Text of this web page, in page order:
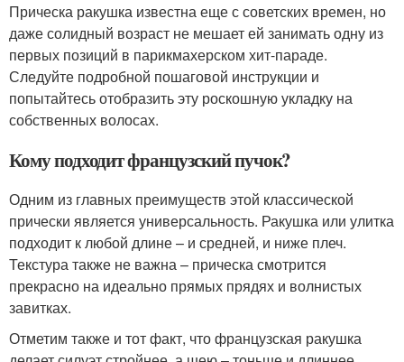
Прическа ракушка известна еще с советских времен, но
даже солидный возраст не мешает ей занимать одну из
первых позиций в парикмахерском хит-параде.
Следуйте подробной пошаговой инструкции и
попытайтесь отобразить эту роскошную укладку на
собственных волосах.
Кому подходит французский пучок?
Одним из главных преимуществ этой классической
прически является универсальность. Ракушка или улитка
подходит к любой длине – и средней, и ниже плеч.
Текстура также не важна – прическа смотрится
прекрасно на идеально прямых прядях и волнистых
завитках.
Отметим также и тот факт, что французская ракушка